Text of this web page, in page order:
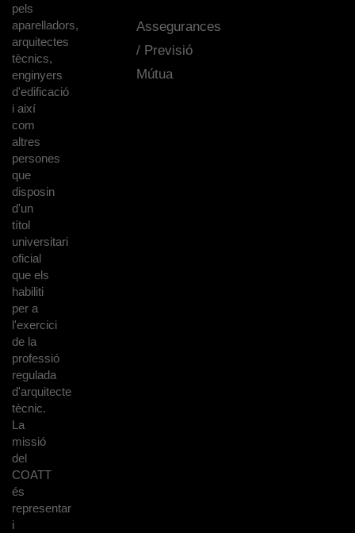
pels
aparelladors,
arquitectes
tècnics,
enginyers
d'edificació
i així
com
altres
persones
que
disposin
d'un
títol
universitari
oficial
que els
habiliti
per a
l'exercici
de la
professió
regulada
d'arquitecte
tècnic.
La
missió
del
COATT
és
representar
i
Assegurances
/ Previsió
Mútua